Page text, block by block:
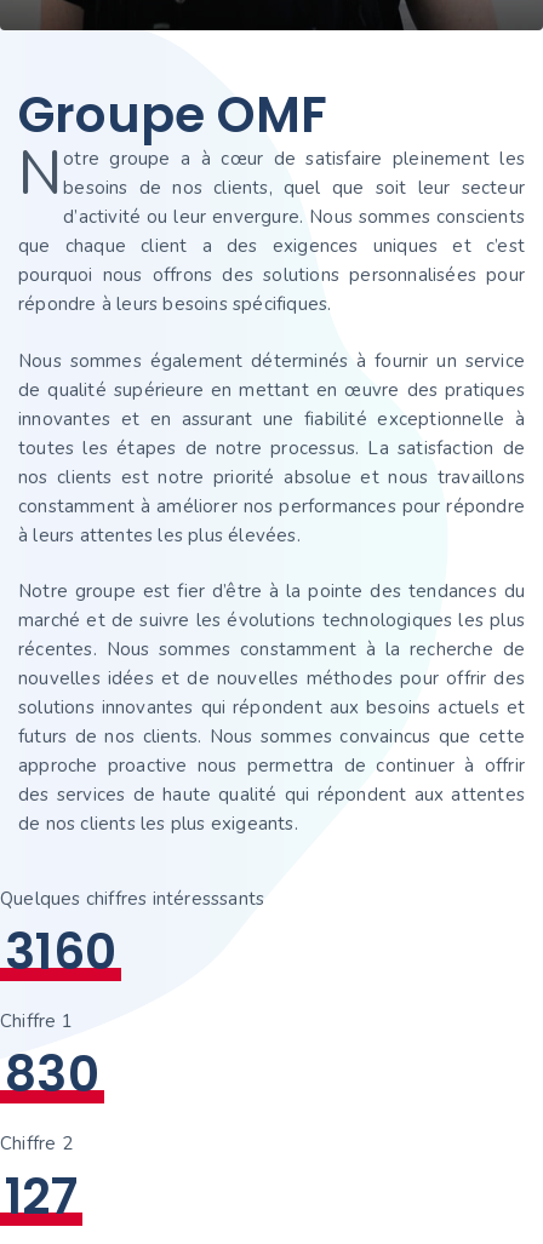
Groupe OMF
Notre groupe a à cœur de satisfaire pleinement les
besoins de nos clients, quel que soit leur secteur
d’activité ou leur envergure. Nous sommes conscients
que chaque client a des exigences uniques et c’est
pourquoi nous offrons des solutions personnalisées pour
répondre à leurs besoins spécifiques.
Nous sommes également déterminés à fournir un service
de qualité supérieure en mettant en œuvre des pratiques
innovantes et en assurant une fiabilité exceptionnelle à
toutes les étapes de notre processus. La satisfaction de
nos clients est notre priorité absolue et nous travaillons
constamment à améliorer nos performances pour répondre
à leurs attentes les plus élevées.
Notre groupe est fier d’être à la pointe des tendances du
marché et de suivre les évolutions technologiques les plus
récentes. Nous sommes constamment à la recherche de
nouvelles idées et de nouvelles méthodes pour offrir des
solutions innovantes qui répondent aux besoins actuels et
futurs de nos clients. Nous sommes convaincus que cette
approche proactive nous permettra de continuer à offrir
des services de haute qualité qui répondent aux attentes
de nos clients les plus exigeants.
Quelques chiffres intéresssants
3160
Chiffre 1
830
Chiffre 2
127